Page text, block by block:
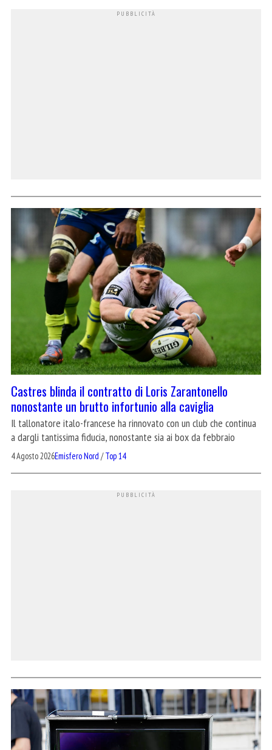
Castres blinda il contratto di Loris Zarantonello
nonostante un brutto infortunio alla caviglia
Il tallonatore italo-francese ha rinnovato con un club che continua
a dargli tantissima fiducia, nonostante sia ai box da febbraio
4 Agosto 2026Emisfero Nord /Top 14